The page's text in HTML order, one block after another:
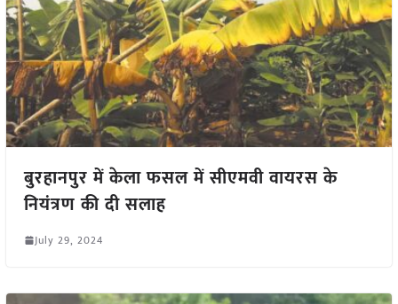
बुरहानपुर में केला फसल में सीएमवी वायरस के
नियंत्रण की दी सलाह
July 29, 2024